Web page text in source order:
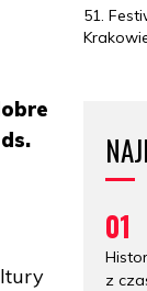
51.
01
z